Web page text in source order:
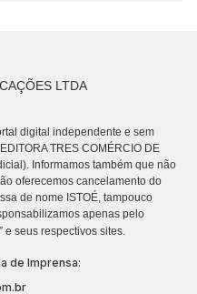
LTDA
digital independente e sem
TRES COMÉRCIO DE
Informamos também que não
oferecemos cancelamento do
de nome ISTOÉ, tampouco
apenas pelo
” e seus respectivos sites.
de Imprensa: